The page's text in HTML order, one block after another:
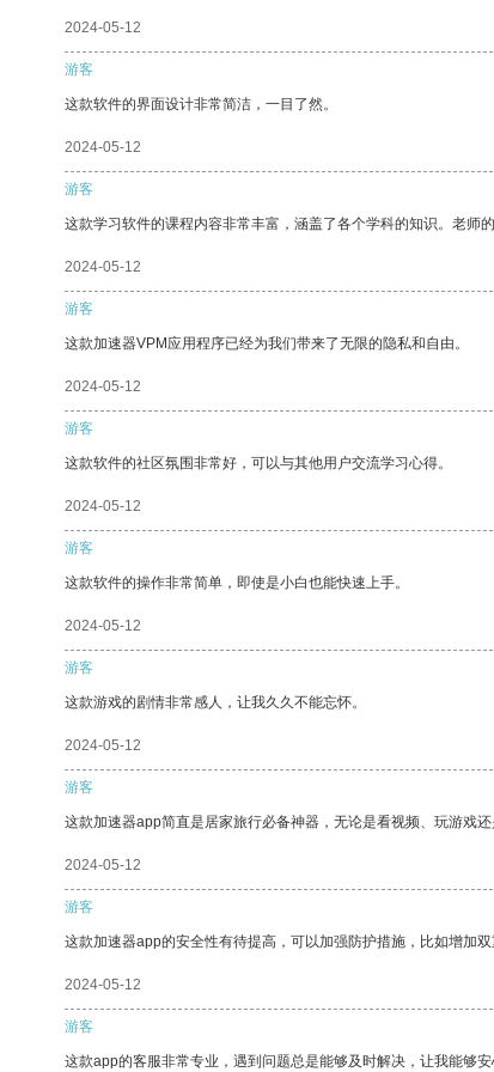
2024-05-12
游客
这款软件的界面设计非常简洁，一目了然。
2024-05-12
游客
这款学习软件的课程内容非常丰富，涵盖了各个学科的知识。老师
2024-05-12
游客
这款加速器VPM应用程序已经为我们带来了无限的隐私和自由。
2024-05-12
游客
这款软件的社区氛围非常好，可以与其他用户交流学习心得。
2024-05-12
游客
这款软件的操作非常简单，即使是小白也能快速上手。
2024-05-12
游客
这款游戏的剧情非常感人，让我久久不能忘怀。
2024-05-12
游客
这款加速器app简直是居家旅行必备神器，无论是看视频、玩游戏
2024-05-12
游客
这款加速器app的安全性有待提高，可以加强防护措施，比如增加双
2024-05-12
游客
这款app的客服非常专业，遇到问题总是能够及时解决，让我能够安